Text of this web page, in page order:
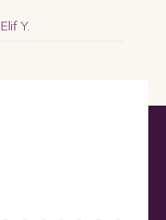
Elif Y.